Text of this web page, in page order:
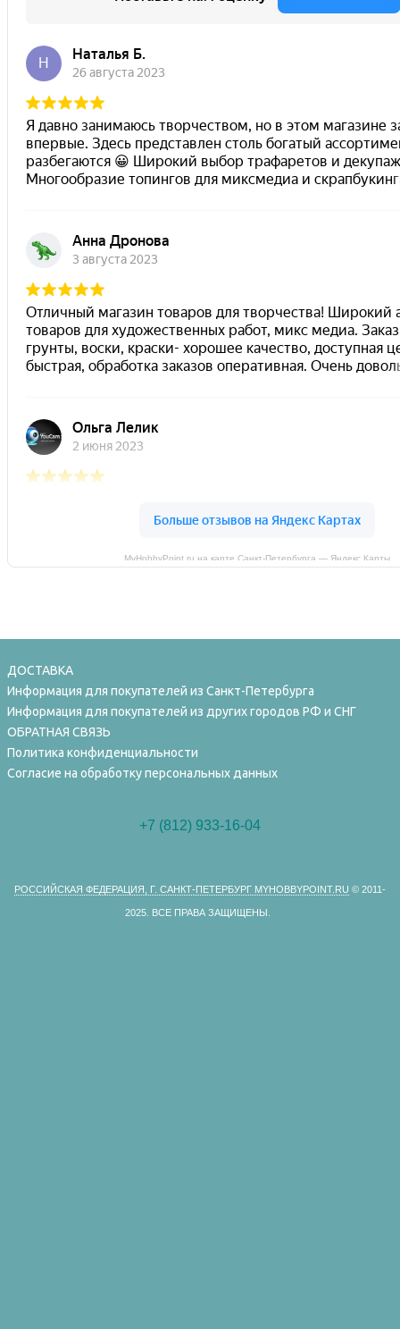
MyHobbyPoint.ru на карте Санкт‑Петербурга — Яндекс Карты
ДОСТАВКА
Информация для покупателей из Санкт-Петербурга
Информация для покупателей из других городов РФ и СНГ
ОБРАТНАЯ СВЯЗЬ
Политика конфиденциальности
Согласие на обработку персональных данных
+7 (812) 933-16-04
РОССИЙСКАЯ ФЕДЕРАЦИЯ, Г. САНКТ-ПЕТЕРБУРГ MYHOBBYPOINT.RU © 2011-
2025. ВСЕ ПРАВА ЗАЩИЩЕНЫ.